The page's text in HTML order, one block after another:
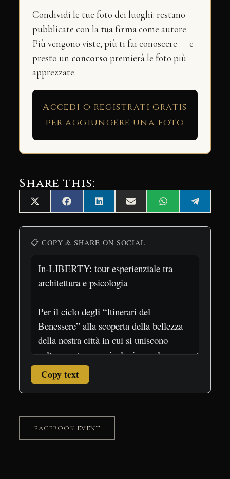
Condividi le tue foto dei luoghi: restano
pubblicate con la tua firmacome autore.
Più vengono viste, più ti fai conoscere — e
presto un concorso premierà le foto più
apprezzate.
Accedi o registrati gratis
per aggiungere una foto
Share this:
Share
on
X
(Twitter)
Share
on
FacebookShare
on
LinkedInShare
on
Email Share
on
WhatsAppShare
on
📋 COPY & SHARE ON SOCIAL
Copy text
FACEBOOK EVENT